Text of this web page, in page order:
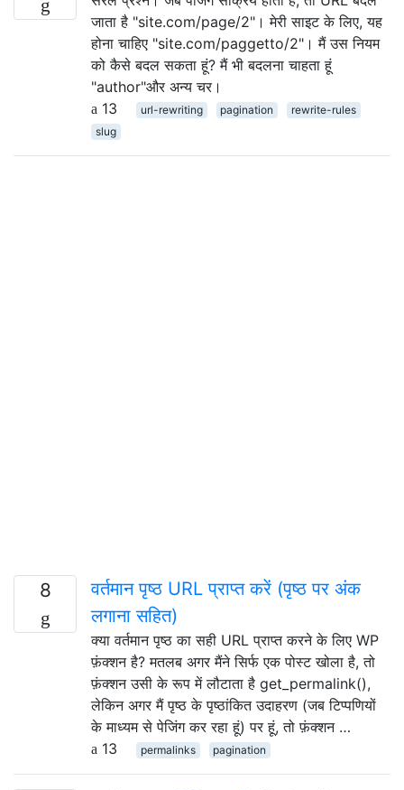
जाता है "site.com/page/2"। मेरी साइट के लिए, यह
होना चाहिए "site.com/paggetto/2"। मैं उस नियम
को कैसे बदल सकता हूं? मैं भी बदलना चाहता हूं
"author"और अन्य चर।
13
url-rewriting pagination
rewrite-rules
slug
8
वर्तमान पृष्ठ URL प्राप्त करें (पृष्ठ पर अंक
लगाना सहित)
क्या वर्तमान पृष्ठ का सही URL प्राप्त करने के लिए WP
फ़ंक्शन है? मतलब अगर मैंने सिर्फ एक पोस्ट खोला है, तो
फ़ंक्शन उसी के रूप में लौटाता है get_permalink(),
लेकिन अगर मैं पृष्ठ के पृष्ठांकित उदाहरण (जब टिप्पणियों
के माध्यम से पेजिंग कर रहा हूं) पर हूं, तो फ़ंक्शन …
13
permalinks pagination